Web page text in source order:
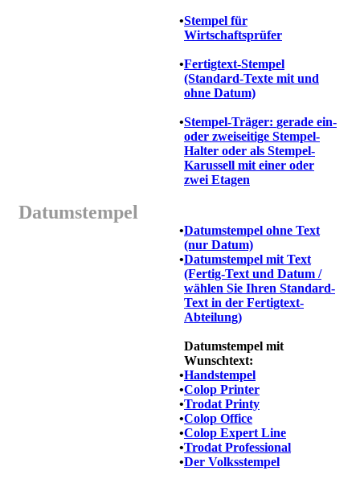
•Stempel für
Wirtschaftsprüfer
•Fertigtext-Stempel
(Standard-Texte mit und
ohne Datum)
•Stempel-Träger: gerade ein-
oder zweiseitige Stempel-
Halter oder als Stempel-
Karussell mit einer oder
zwei Etagen
Datumstempel
•Datumstempel ohne Text
(nur Datum)
•Datumstempel mit Text
(Fertig-Text und Datum /
wählen Sie Ihren Standard-
Text in der Fertigtext-
Abteilung)
Datumstempel mit
Wunschtext:
•Handstempel
•Colop Printer
•Trodat Printy
•Colop Office
•Colop Expert Line
•Trodat Professional
•Der Volksstempel